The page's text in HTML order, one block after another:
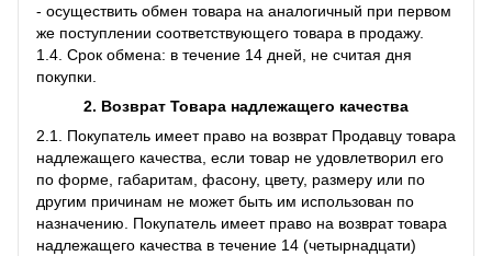
- осуществить обмен товара на аналогичный при первом
же поступлении соответствующего товара в продажу.
1.4. Срок обмена: в течение 14 дней, не считая дня
покупки.
2. Возврат Товара надлежащего качества
2.1. Покупатель имеет право на возврат Продавцу товара
надлежащего качества, если товар не удовлетворил его
по форме, габаритам, фасону, цвету, размеру или по
другим причинам не может быть им использован по
назначению. Покупатель имеет право на возврат товара
надлежащего качества в течение 14 (четырнадцати)